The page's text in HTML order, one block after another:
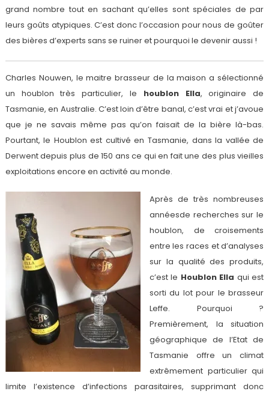
grand nombre tout en sachant qu’elles sont spéciales de par
leurs goûts atypiques. C’est donc l’occasion pour nous de goûter
des bières d’experts sans se ruiner et pourquoi le devenir aussi !
Charles Nouwen, le maitre brasseur de la maison a sélectionné
un houblon très particulier, le houblon Ella, originaire de
Tasmanie, en Australie. C’est loin d’être banal, c’est vrai et j’avoue
que je ne savais même pas qu’on faisait de la bière là-bas.
Pourtant, le Houblon est cultivé en Tasmanie, dans la vallée de
Derwent depuis plus de 150 ans ce qui en fait une des plus vieilles
exploitations encore en activité au monde.
Après de très nombreuses
annéesde recherches sur le
houblon, de croisements
entre les races et d’analyses
sur la qualité des produits,
c’est le Houblon Ella qui est
sorti du lot pour le brasseur
Leffe. Pourquoi ?
Premièrement, la situation
géographique de l’Etat de
Tasmanie offre un climat
extrêmement particulier qui
limite l’existence d’infections parasitaires, supprimant donc